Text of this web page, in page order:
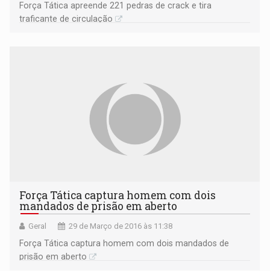
Força Tática apreende 221 pedras de crack e tira
traficante de circulação
Força Tática captura homem com dois
mandados de prisão em aberto
Geral 29 de Março de 2016 às 11:38
Força Tática captura homem com dois mandados de
prisão em aberto